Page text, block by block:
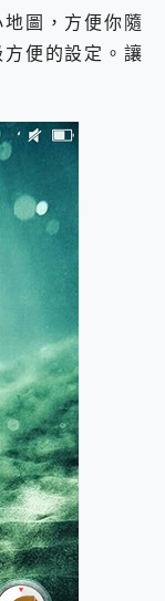
圖，方便你隨
便的設定。讓